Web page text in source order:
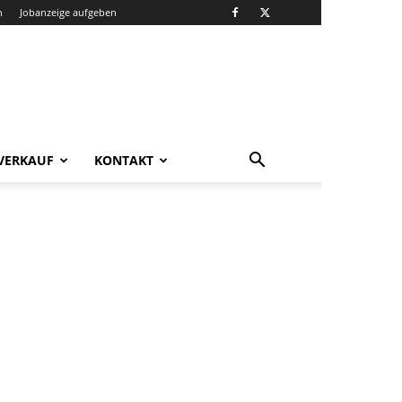
Jobanzeige aufgeben
KONTAKT